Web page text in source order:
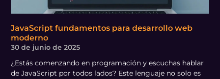
JavaScript fundamentos para desarrollo web
moderno
30 de junio de 2025
¿Estás comenzando en programación y escuchas hablar
de JavaScript por todos lados? Este lenguaje no solo es